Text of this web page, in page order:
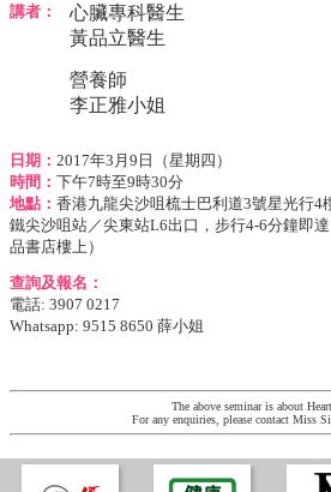
講者：
心臟專科醫生
黃品立醫生
營養師
李正雅小姐
日期： 2017年3月9日（星期四）
時間： 下午7時至9時30分
地點： 香港九龍尖沙咀梳士巴利道3號星光行4
鐵尖沙咀站／尖東站L6出口，步行4-6分鐘即
品書店樓上）
查詢及報名：
電話: 3907 0217
Whatsapp: 9515 8650 薛小姐
The above seminar is about
For any enquiries, please contact Miss